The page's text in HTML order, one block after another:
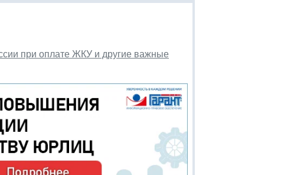
при оплате ЖКУ и другие важные